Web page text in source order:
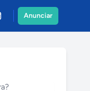
Anunciar